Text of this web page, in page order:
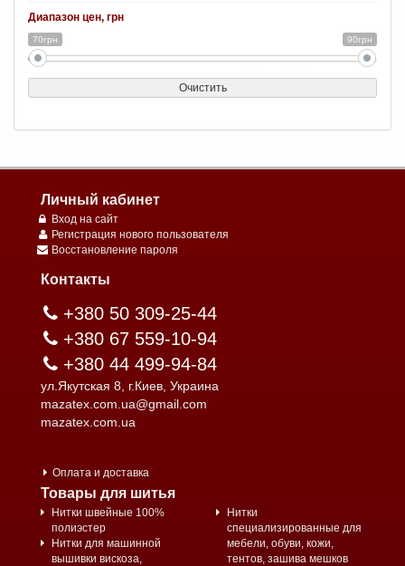
Диапазон цен, грн
70грн 90грн
Очистить
Личный кабинет
Вход на сайт
Регистрация нового пользователя
Восстановление пароля
Контакты
+380 50 309-25-44
+380 67 559-10-94
+380 44 499-94-84
ул.Якутская 8, г.Киев, Украина
mazatex.com.ua@gmail.com
mazatex.com.ua
Оплата и доставка
Товары для шитья
Нитки швейные 100%
полиэстер
Нитки для машинной
вышивки вискоза,
Нитки
специализированные для
мебели, обуви, кожи,
тентов, зашива мешков